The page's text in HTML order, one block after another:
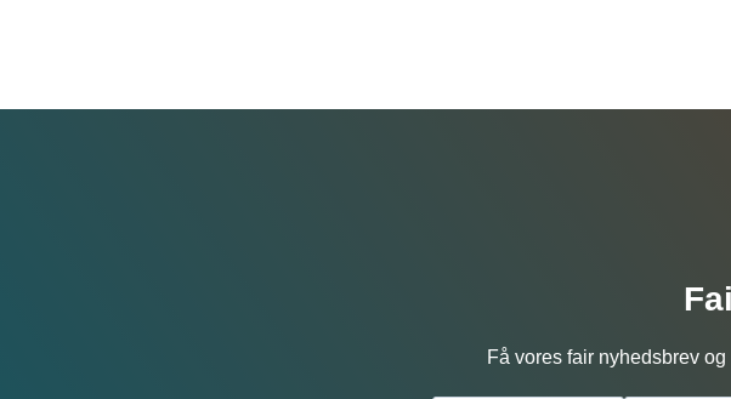
Få vores fair nyhedsbrev